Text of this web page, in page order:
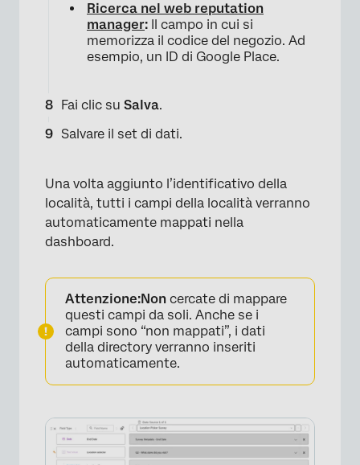
×
Ricerca nel web reputation
manager: Il campo in cui si
memorizza il codice del negozio. Ad
esempio, un ID di Google Place.
Fai clic su Salva.
Salvare il set di dati.
Una volta aggiunto l’identificativo della
località, tutti i campi della località verranno
automaticamente mappati nella
dashboard.
Attenzione:Non cercate di mappare
questi campi da soli. Anche se i
campi sono “non mappati”, i dati
della directory verranno inseriti
automaticamente.